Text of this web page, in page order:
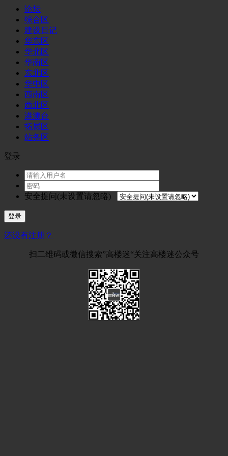
论坛
综合区
建设日记
华东区
华北区
华南区
东北区
华中区
西南区
西北区
港澳台
拓展区
站务区
登录
安全提问(未设置请忽略)
登录
还没有注册？
扫二维码或微信搜索”高楼迷“关注高楼迷公众号